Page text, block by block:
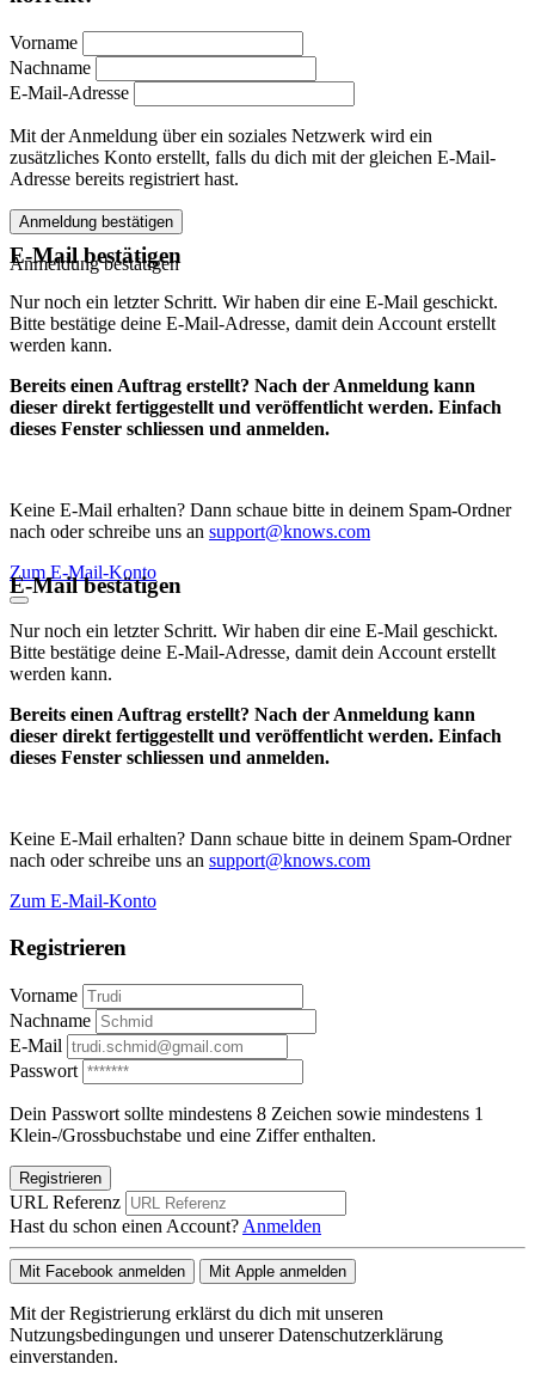
Vorname
Nachname
E-Mail-Adresse
Mit der Anmeldung über ein soziales Netzwerk wird ein
zusätzliches Konto erstellt, falls du dich mit der gleichen E-Mail-
Adresse bereits registriert hast.
Anmeldung bestätigen
Anmeldung bestätigen
E-Mail bestätigen
Nur noch ein letzter Schritt. Wir haben dir eine E-Mail geschickt.
Bitte bestätige deine E-Mail-Adresse, damit dein Account erstellt
werden kann.
Bereits einen Auftrag erstellt? Nach der Anmeldung kann
dieser direkt fertiggestellt und veröffentlicht werden. Einfach
dieses Fenster schliessen und anmelden.
Keine E-Mail erhalten? Dann schaue bitte in deinem Spam-Ordner
nach oder schreibe uns an support@knows.com
Zum E-Mail-Konto
E-Mail bestätigen
Nur noch ein letzter Schritt. Wir haben dir eine E-Mail geschickt.
Bitte bestätige deine E-Mail-Adresse, damit dein Account erstellt
werden kann.
Bereits einen Auftrag erstellt? Nach der Anmeldung kann
dieser direkt fertiggestellt und veröffentlicht werden. Einfach
dieses Fenster schliessen und anmelden.
Keine E-Mail erhalten? Dann schaue bitte in deinem Spam-Ordner
nach oder schreibe uns an support@knows.com
Zum E-Mail-Konto
Registrieren
Vorname
Nachname
E-Mail
Passwort
Dein Passwort sollte mindestens 8 Zeichen sowie mindestens 1
Klein-/Grossbuchstabe und eine Ziffer enthalten.
Registrieren
URL Referenz
Hast du schon einen Account? Anmelden
Mit Facebook anmelden Mit Apple anmelden
Mit der Registrierung erklärst du dich mit unseren
Nutzungsbedingungen und unserer Datenschutzerklärung
einverstanden.